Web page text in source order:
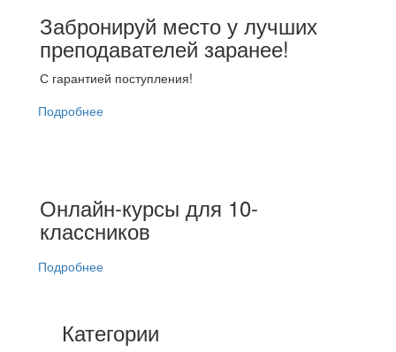
Забронируй место у лучших
преподавателей заранее!
С гарантией поступления!
Подробнее
Онлайн-курсы для 10-
классников
Подробнее
Категории